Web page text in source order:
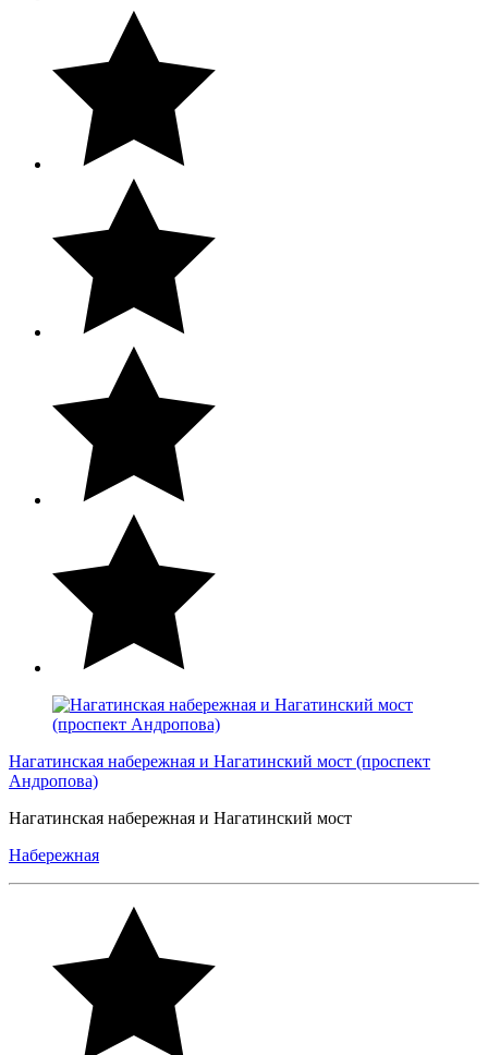
Нагатинская набережная и Нагатинский мост (проспект
Андропова)
Нагатинская набережная и Нагатинский мост
Набережная